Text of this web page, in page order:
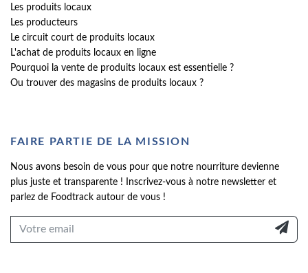
Les produits locaux
Les producteurs
Le circuit court de produits locaux
L'achat de produits locaux en ligne
Pourquoi la vente de produits locaux est essentielle ?
Ou trouver des magasins de produits locaux ?
FAIRE PARTIE DE LA MISSION
Nous avons besoin de vous pour que notre nourriture devienne
plus juste et transparente ! Inscrivez-vous à notre newsletter et
parlez de Foodtrack autour de vous !